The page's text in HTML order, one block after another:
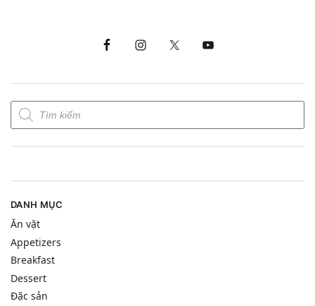
DANH MỤC
Ăn vặt
Appetizers
Breakfast
Dessert
Đặc sản